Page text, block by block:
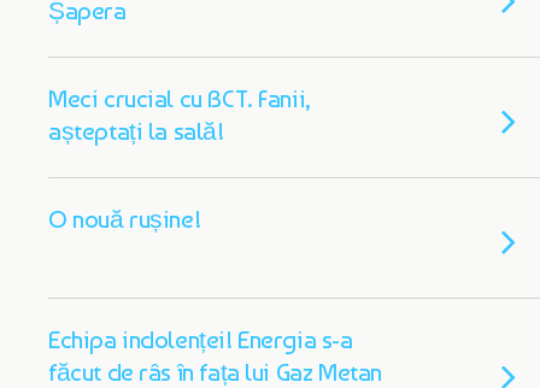
Șapera
Meci crucial cu BCT. Fanii,
așteptați la sală!
O nouă rușine!
Echipa indolenței! Energia s-a
făcut de râs în fața lui Gaz Metan